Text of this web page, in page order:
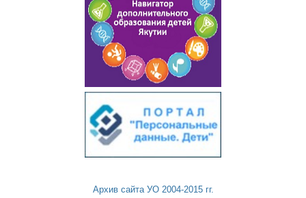
Архив сайта УО 2004-2015 гг.